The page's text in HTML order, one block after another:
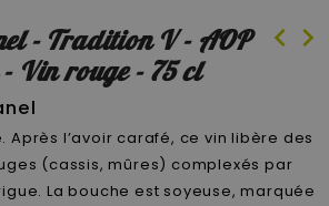
- Tradition V - AOP
Vin rouge - 75 cl
chevron_left chevron_right
Après l’avoir carafé, ce vin libère des
(cassis, mûres) complexés par
La bouche est soyeuse, marquée